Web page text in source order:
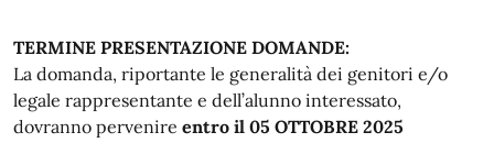
TERMINE PRESENTAZIONE DOMANDE:
La domanda, riportante le generalità dei genitori e/o
legale rappresentante e dell’alunno interessato,
dovranno pervenire entro il 05 OTTOBRE 2025